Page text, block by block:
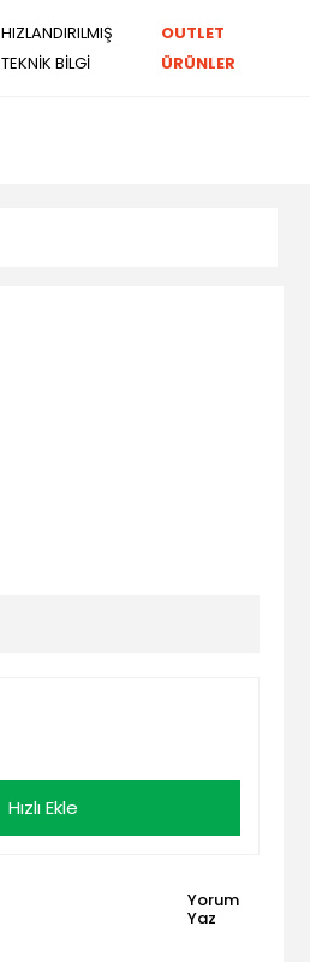
HIZLANDIRILMIŞ
TEKNİK BİLGİ
OUTLET
ÜRÜNLER
Hızlı Ekle
Yorum
Yaz